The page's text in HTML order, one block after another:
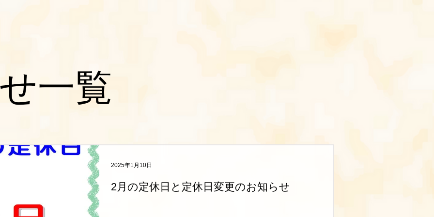
一覧
2月の定休日と定休日変更のお知らせ
2025年1月10日